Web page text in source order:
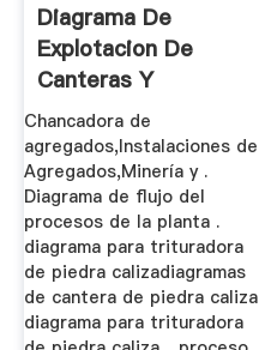
Diagrama De
Explotacion De
Canteras Y
Trituracion
Chancadora de
agregados,Instalaciones de
Agregados,Minería y .
Diagrama de flujo del
procesos de la planta .
diagrama para trituradora
de piedra calizadiagramas
de cantera de piedra caliza
diagrama para trituradora